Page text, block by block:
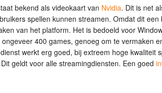
bekend als videokaart van Nvidia. Dit is net
spellen kunnen streamen. Omdat dit
van het platform. Het is bedoeld voor
400 games, genoeg om te vermaken
werkt erg goed, bij extreem hoge kwaliteit
geldt voor alle streamingdiensten. Een goed